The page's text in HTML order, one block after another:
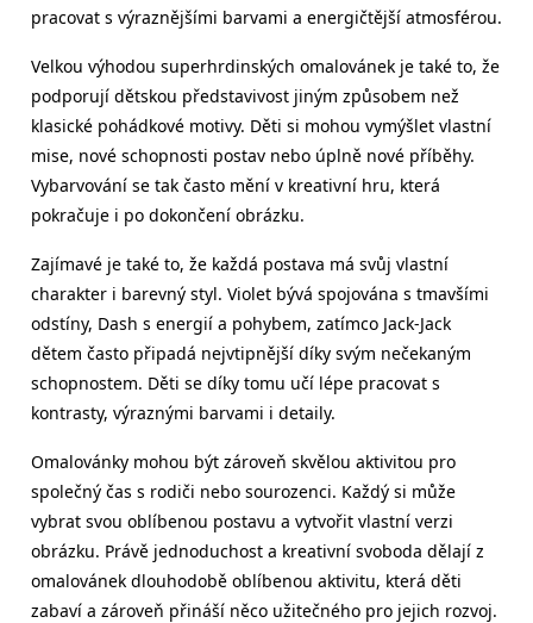
pracovat s výraznějšími barvami a energičtější atmosférou.
Velkou výhodou superhrdinských omalovánek je také to, že
podporují dětskou představivost jiným způsobem než
klasické pohádkové motivy. Děti si mohou vymýšlet vlastní
mise, nové schopnosti postav nebo úplně nové příběhy.
Vybarvování se tak často mění v kreativní hru, která
pokračuje i po dokončení obrázku.
Zajímavé je také to, že každá postava má svůj vlastní
charakter i barevný styl. Violet bývá spojována s tmavšími
odstíny, Dash s energií a pohybem, zatímco Jack-Jack
dětem často připadá nejvtipnější díky svým nečekaným
schopnostem. Děti se díky tomu učí lépe pracovat s
kontrasty, výraznými barvami i detaily.
Omalovánky mohou být zároveň skvělou aktivitou pro
společný čas s rodiči nebo sourozenci. Každý si může
vybrat svou oblíbenou postavu a vytvořit vlastní verzi
obrázku. Právě jednoduchost a kreativní svoboda dělají z
omalovánek dlouhodobě oblíbenou aktivitu, která děti
zabaví a zároveň přináší něco užitečného pro jejich rozvoj.